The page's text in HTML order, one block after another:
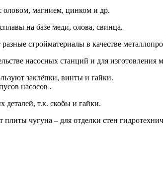
магнием, цинком и др.
на базе меди, олова, свинца.
стройматериалы в качестве
насосных станций и для изготовления
заклёпки, винты и гайки.
насосов .
деталей, т.к. скобы и гайки.
чугуна – для отделки стен